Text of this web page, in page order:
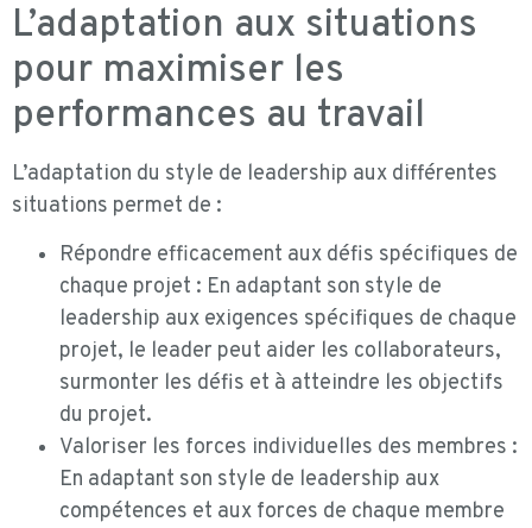
L’adaptation aux situations
pour maximiser les
performances au travail
L’adaptation du style de leadership aux différentes
situations permet de :
Répondre efficacement aux défis spécifiques de
chaque projet : En adaptant son style de
leadership aux exigences spécifiques de chaque
projet, le leader peut aider les collaborateurs,
surmonter les défis et à atteindre les objectifs
du projet.
Valoriser les forces individuelles des membres :
En adaptant son style de leadership aux
compétences et aux forces de chaque membre